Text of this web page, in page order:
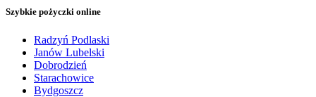
Szybkie pożyczki online
Radzyń Podlaski
Janów Lubelski
Dobrodzień
Starachowice
Bydgoszcz